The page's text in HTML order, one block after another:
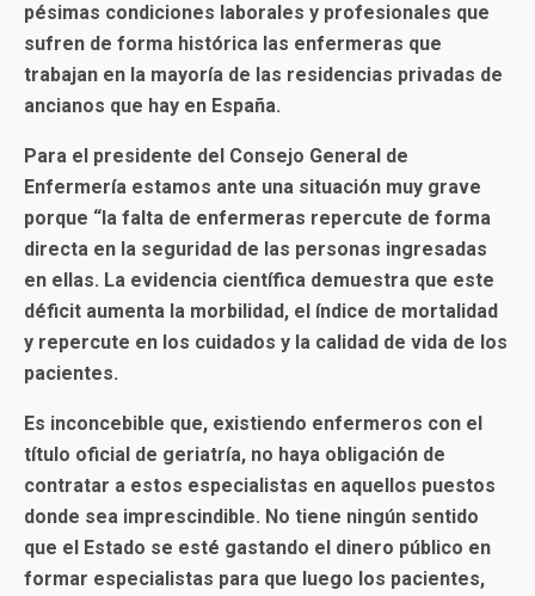
pésimas condiciones laborales y profesionales que
sufren de forma histórica las enfermeras que
trabajan en la mayoría de las residencias privadas de
ancianos que hay en España.
Para el presidente del Consejo General de
Enfermería estamos ante una situación muy grave
porque “la falta de enfermeras repercute de forma
directa en la seguridad de las personas ingresadas
en ellas. La evidencia científica demuestra que este
déficit aumenta la morbilidad, el índice de mortalidad
y repercute en los cuidados y la calidad de vida de los
pacientes.
Es inconcebible que, existiendo enfermeros con el
título oficial de geriatría, no haya obligación de
contratar a estos especialistas en aquellos puestos
donde sea imprescindible. No tiene ningún sentido
que el Estado se esté gastando el dinero público en
formar especialistas para que luego los pacientes,